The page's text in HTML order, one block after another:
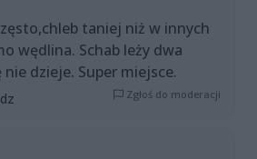
taniej niż w innych
wędlina. Schab leży dwa
dzieje. Super miejsce.
Zgłoś do moderacji